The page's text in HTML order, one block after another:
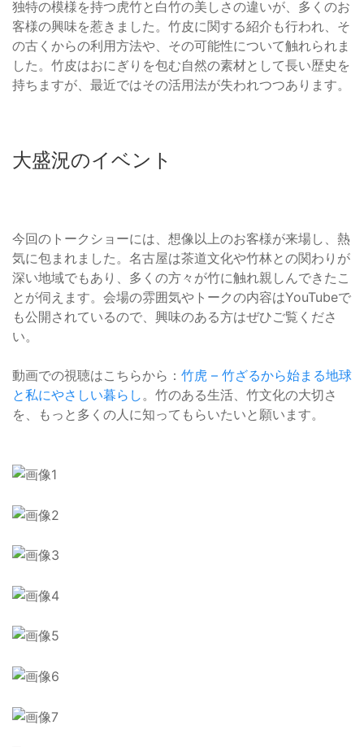
独特の模様を持つ虎竹と白竹の美しさの違いが、多くのお
客様の興味を惹きました。竹皮に関する紹介も行われ、そ
の古くからの利用方法や、その可能性について触れられま
した。竹皮はおにぎりを包む自然の素材として長い歴史を
持ちますが、最近ではその活用法が失われつつあります。
大盛況のイベント
今回のトークショーには、想像以上のお客様が来場し、熱
気に包まれました。名古屋は茶道文化や竹林との関わりが
深い地域でもあり、多くの方々が竹に触れ親しんできたこ
とが伺えます。会場の雰囲気やトークの内容はYouTubeで
も公開されているので、興味のある方はぜひご覧くださ
い。
動画での視聴はこちらから： 竹虎 – 竹ざるから始まる地球
と私にやさしい暮らし。竹のある生活、竹文化の大切さ
を、もっと多くの人に知ってもらいたいと願います。